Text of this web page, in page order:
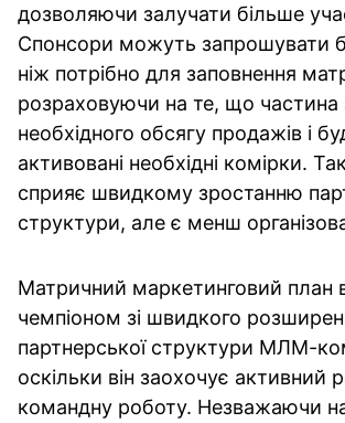
дозволяючи залучати більше
Спонсори можуть запрошувати
ніж потрібно для заповнення
розраховуючи на те, що частина
необхідного обсягу продажів і
активовані необхідні комірки.
сприяє швидкому зростанню
структури, але є менш
Матричний маркетинговий план
чемпіоном зі швидкого
партнерської структури МЛМ-
оскільки він заохочує активний
командну роботу. Незважаючи